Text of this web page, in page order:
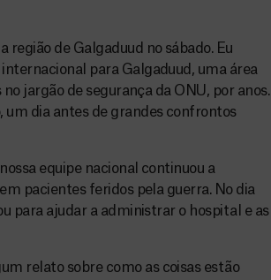
de Galgaduud no sábado. Eu
para Galgaduud, uma área
jargão de segurança da ONU, por anos.
um dia antes de grandes confrontos
equipe nacional continuou a
pacientes feridos pela guerra. No dia
para ajudar a administrar o hospital e as
relato sobre como as coisas estão